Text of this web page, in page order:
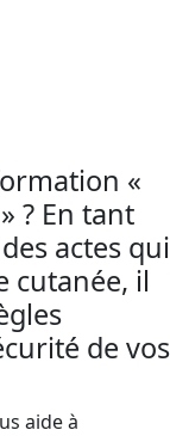
«
? En tant
actes qui
cutanée, il
de vos
aide à